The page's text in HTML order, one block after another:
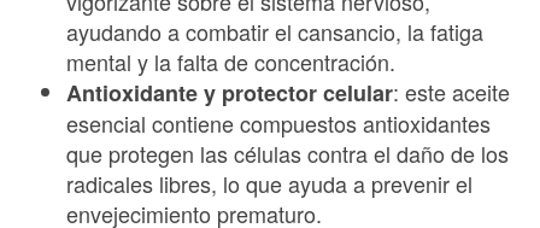
ayudando a combatir el cansancio, la fatiga
mental y la falta de concentración.
Antioxidante y protector celular: este aceite
esencial contiene compuestos antioxidantes
que protegen las células contra el daño de los
radicales libres, lo que ayuda a prevenir el
envejecimiento prematuro.